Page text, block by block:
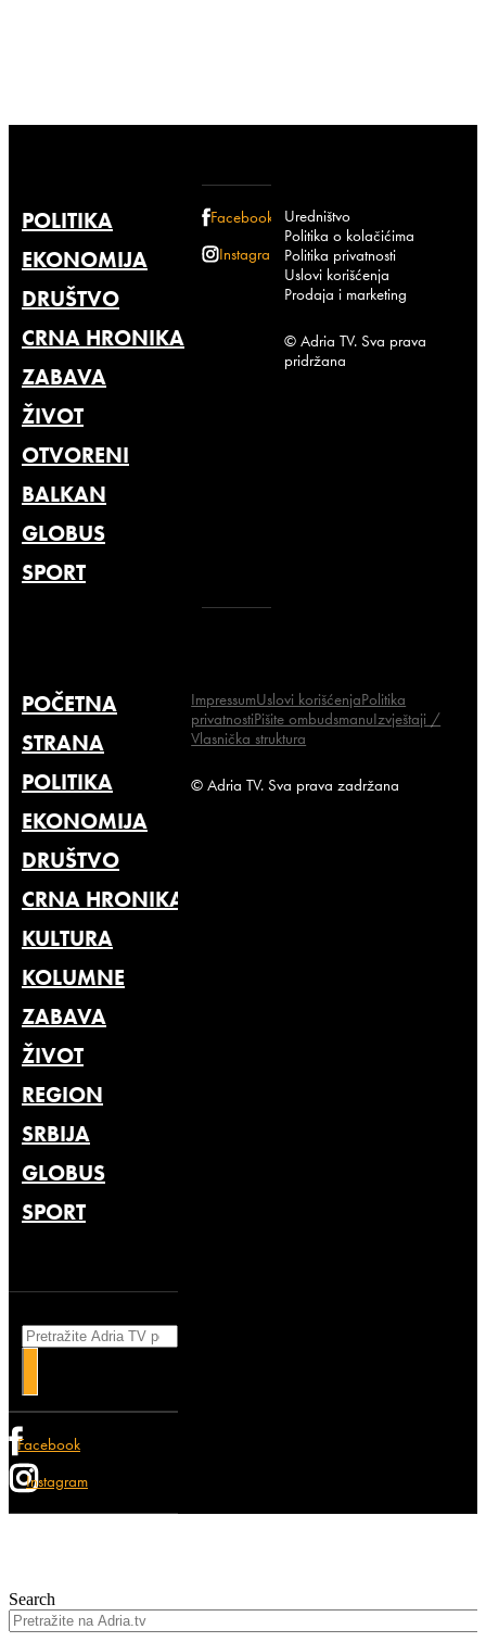
POLITIKA
EKONOMIJA
DRUŠTVO
CRNA HRONIKA
ZABAVA
ŽIVOT
OTVORENI
BALKAN
GLOBUS
SPORT
Facebook
Instagram
Uredništvo
Politika o kolačićima
Politika privatnosti
Uslovi korišćenja
Prodaja i marketing
© Adria TV. Sva prava
pridržana
POČETNA
STRANA
POLITIKA
EKONOMIJA
DRUŠTVO
CRNA HRONIKA
KULTURA
KOLUMNE
ZABAVA
ŽIVOT
REGION
SRBIJA
GLOBUS
SPORT
Facebook
Instagram
ImpressumUslovi korišćenjaPolitika
privatnostiPišite ombudsmanuIzvještaji /
Vlasnička struktura
© Adria TV. Sva prava zadržana
Search